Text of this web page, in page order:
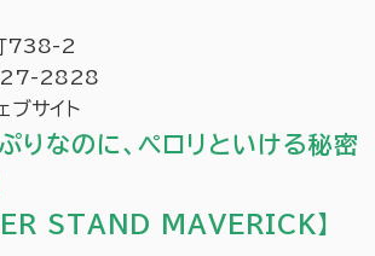
738-2
27-2828
ブサイト
りなのに、ペロリといける秘密
STAND MAVERICK】